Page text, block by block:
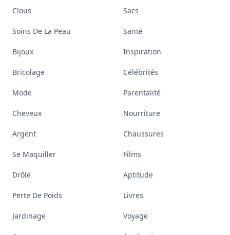
Clous Sacs
Soins De La Peau Santé
Bijoux Inspiration
Bricolage Célébrités
Mode Parentalité
Cheveux Nourriture
Argent Chaussures
Se Maquiller Films
Drôle Aptitude
Perte De Poids Livres
Jardinage Voyage